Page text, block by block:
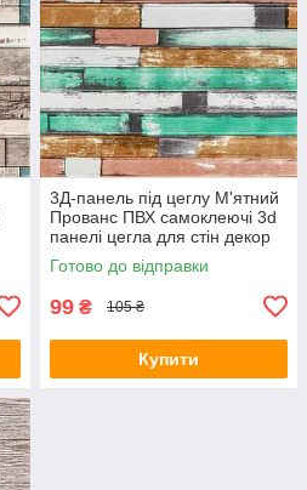
3Д-панель під цеглу М'ятний
Прованс ПВХ самоклеючі 3d
панелі цегла для стін декор
700*700*5мм (57) SW-
00000238
Готово до відправки
99 ₴ 105 ₴
Купити